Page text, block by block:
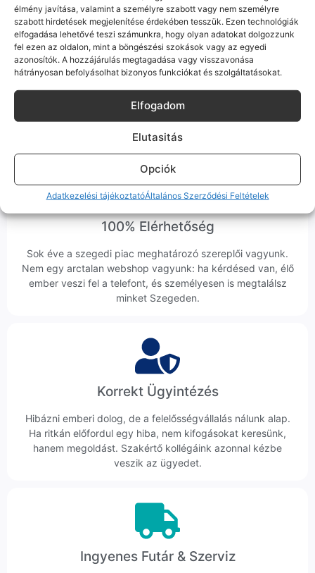
élmény javítása, valamint a személyre szabott vagy nem személyre
szabott hirdetések megjelenítése érdekében tesszük. Ezen technológiák
elfogadása lehetővé teszi számunkra, hogy olyan adatokat dolgozzunk
fel ezen az oldalon, mint a böngészési szokások vagy az egyedi
azonosítók. A hozzájárulás megtagadása vagy visszavonása
hátrányosan befolyásolhat bizonyos funkciókat és szolgáltatásokat.
Elfogadom
Elutasitás
Opciók
Adatkezelési tájékoztatóÁltalános Szerződési Feltételek
Bizonyos esetekben gyári vagy prémium minőségű
alkatrészekre (pl. új akkumulátorra vagy kijelzőre)
cseréljük a régieket.
Ez mindig 100%-os, tesztelt állapotot jelent. iPhone-oknál
előfordulhat az "Ismeretlen alkatrész" jelzés, de ne aggódj, ez
csak a gyártó szoftveres üzenete – a telefonod ettől még
tökéletesen és hibátlanul teszi a dolgát! Ha valahol (pl. Samsung
S-széria) a gyárinál rosszabb minőségű az alkatrész, azt a
termékleírásban külön jelezzük neked.
100% Elérhetőség
Sok éve a szegedi piac meghatározó szereplői vagyunk.
Nem egy arctalan webshop vagyunk: ha kérdésed van, élő
ember veszi fel a telefont, és személyesen is megtalálsz
minket Szegeden.
Korrekt Ügyintézés
Hibázni emberi dolog, de a felelősségvállalás nálunk alap.
Ha ritkán előfordul egy hiba, nem kifogásokat keresünk,
hanem megoldást. Szakértő kollégáink azonnal kézbe
veszik az ügyedet.
Ingyenes Futár & Szerviz